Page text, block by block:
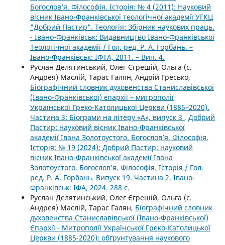
Богослов’я. Філософія. Історія: № 4 (2011): Науковий
вісник Івано-Франківської теологічної академії УГКЦ
"Добрий Пастир". Теологія: Збірник наукових праць.
- Івано-Франківськ: Видавництво Івано-Франківської
Теологічної академії / Гол. ред. Р. А. Горбань. –
Івано-Франківськ: ІФТА, 2011. – Вип. 4.
Руслан Делятинський, Олег Єгрешій, Ольга (с.
Андрея) Маслій, Тарас Галян, Андрій Гресько,
Біографічний словник духовенства Станиславівської
(Івано-Франківської) єпархії – митрополії
Української Греко-Католицької Церкви (1885–2020).
Частина 3: Біограми на літеру «А», випуск 3 , Добрий
Пастир: науковий вісник Івано-Франківської
академії Івана Золотоустого. Богослов’я. Філософія.
Історія: № 19 (2024): Добрий Пастир: науковий
вісник Івано-Франківської академії Івана
Золотоустого. Богослов’я. Філософія. Історія / Гол.
ред. Р. А. Горбань. Випуск 19. Частина 2. Івано-
Франківськ: ІФА, 2024. 288 с.
Руслан Делятинський, Олег Єгрешій, Ольга (с.
Андрея) Маслій, Тарас Галян, Біографічний словник
духовенства Станиславівської (Івано-Франківської)
Єпархії - Митрополії Української Греко-Католицької
Церкви (1885-2020): обґрунтування наукового